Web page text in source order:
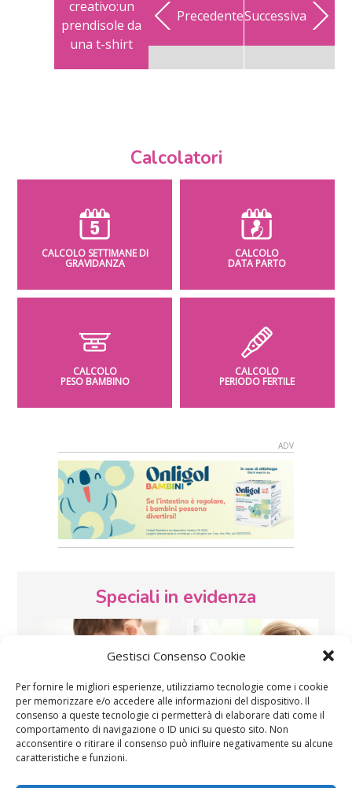
Gestisci Consenso Cookie
Per fornire le migliori esperienze, utilizziamo tecnologie come i cookie
per memorizzare e/o accedere alle informazioni del dispositivo. Il
consenso a queste tecnologie ci permetterà di elaborare dati come il
comportamento di navigazione o ID unici su questo sito. Non
acconsentire o ritirare il consenso può influire negativamente su alcune
caratteristiche e funzioni.
creativo:un
prendisole da
una t-shirt
PrecedenteSuccessiva
Calcolatori
CALCOLO SETTIMANE DI
GRAVIDANZA
CALCOLO
DATA PARTO
CALCOLO
PESO BAMBINO
CALCOLO
PERIODO FERTILE
Speciali in evidenza
Vaccini SOS Pediatra